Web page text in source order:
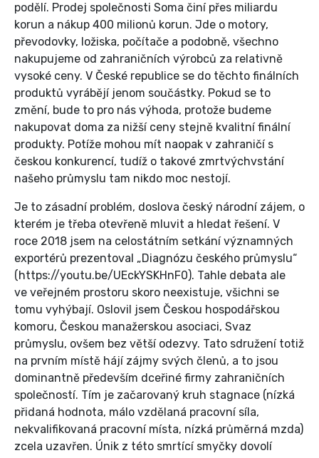
podělí. Prodej společnosti Soma činí přes miliardu
korun a nákup 400 milionů korun. Jde o motory,
převodovky, ložiska, počítače a podobně, všechno
nakupujeme od zahraničních výrobců za relativně
vysoké ceny. V České republice se do těchto finálních
produktů vyrábějí jenom součástky. Pokud se to
změní, bude to pro nás výhoda, protože budeme
nakupovat doma za nižší ceny stejně kvalitní finální
produkty. Potíže mohou mít naopak v zahraničí s
českou konkurencí, tudíž o takové zmrtvýchvstání
našeho průmyslu tam nikdo moc nestojí.
Je to zásadní problém, doslova český národní zájem, o
kterém je třeba otevřeně mluvit a hledat řešení. V
roce 2018 jsem na celostátním setkání významných
exportérů prezentoval „Diagnózu českého průmyslu“
(https://youtu.be/UEckYSKHnF0). Tahle debata ale
ve veřejném prostoru skoro neexistuje, všichni se
tomu vyhýbají. Oslovil jsem Českou hospodářskou
komoru, Českou manažerskou asociaci, Svaz
průmyslu, ovšem bez větší odezvy. Tato sdružení totiž
na prvním místě hájí zájmy svých členů, a to jsou
dominantně především dceřiné firmy zahraničních
společností. Tím je začarovaný kruh stagnace (nízká
přidaná hodnota, málo vzdělaná pracovní síla,
nekvalifikovaná pracovní místa, nízká průměrná mzda)
zcela uzavřen. Únik z této smrtící smyčky dovolí